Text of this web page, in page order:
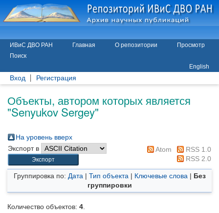
ИВиС ДВО РАН Главная О репозитории
Просмотр
Поиск
English
Вход Регистрация
Объекты, автором которых является
"Senyukov Sergey"
На уровень вверх
Экспорт в
Atom
RSS 1.0
RSS 2.0
Группировка по: Дата | Тип объекта | Ключевые слова | Без
группировки
Количество объектов: 4